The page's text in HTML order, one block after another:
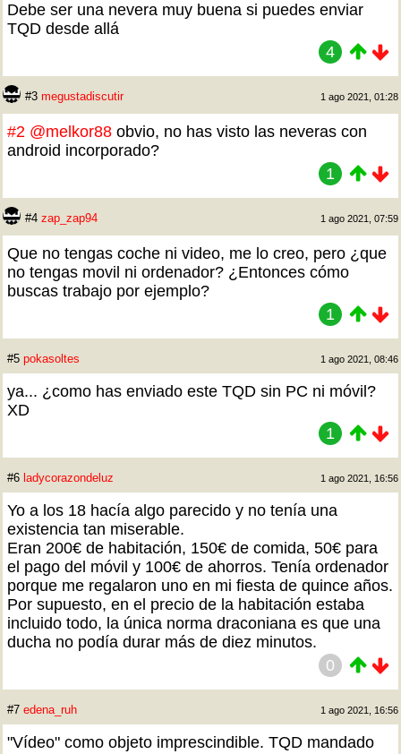
Debe ser una nevera muy buena si puedes enviar
TQD desde allá
4
#3 megustadiscutir 1 ago 2021, 01:28
#2 @melkor88 obvio, no has visto las neveras con
android incorporado?
1
#4 zap_zap94 1 ago 2021, 07:59
Que no tengas coche ni video, me lo creo, pero ¿que
no tengas movil ni ordenador? ¿Entonces cómo
buscas trabajo por ejemplo?
1
#5 pokasoltes 1 ago 2021, 08:46
ya... ¿como has enviado este TQD sin PC ni móvil?
XD
1
#6 ladycorazondeluz 1 ago 2021, 16:56
Yo a los 18 hacía algo parecido y no tenía una
existencia tan miserable.
Eran 200€ de habitación, 150€ de comida, 50€ para
el pago del móvil y 100€ de ahorros. Tenía ordenador
porque me regalaron uno en mi fiesta de quince años.
Por supuesto, en el precio de la habitación estaba
incluido todo, la única norma draconiana es que una
ducha no podía durar más de diez minutos.
0
#7 edena_ruh 1 ago 2021, 16:56
"Vídeo" como objeto imprescindible. TQD mandado